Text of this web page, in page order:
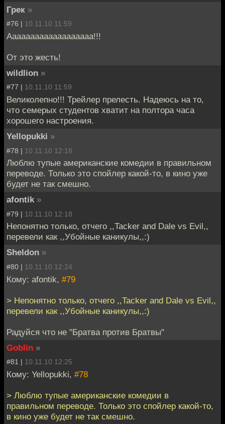
Грек »
#76 | 10.11.10 11:59
Ааааааааааааааааааа!!!
От это жесть!
wildlion »
#77 | 10.11.10 11:59
Великолепно!!! Трейлер прелесть. Надеюсь на то,
что семерых студентов хватит на полтора часа
хорошего настроения.
Yellopukki »
#78 | 10.11.10 12:18
Люблю тупые американские комедии в правильном
переводе. Только это спойлер какой-то, в кино уже
будет не так смешно.
afontik »
#79 | 10.11.10 12:18
Непонятно только, отчего ,,Tacker and Dale vs Evil,,
перевели как ,,Убойные каникулы,,:)
Sheldon »
#80 | 10.11.10 12:24
Кому: afontik, #79
> Непонятно только, отчего ,,Tacker and Dale vs Evil,,
перевели как ,,Убойные каникулы,,:)
Радуйся что не "Братва против Братвы"
Goblin »
#81 | 10.11.10 12:25
Кому: Yellopukki, #78
> Люблю тупые американские комедии в
правильном переводе. Только это спойлер какой-то,
в кино уже будет не так смешно.